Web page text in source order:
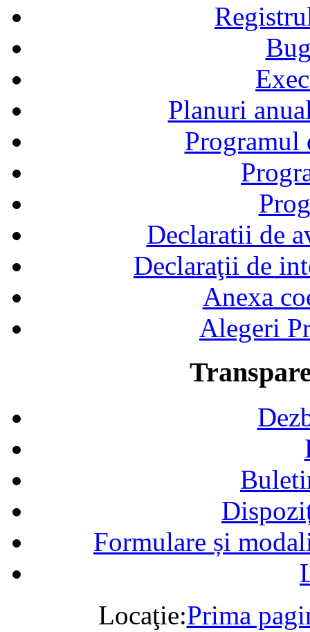
Planuri
Declaratii de
Declaraţii de
Anexa
Alegeri
Formulare și
Locaţie:Prima